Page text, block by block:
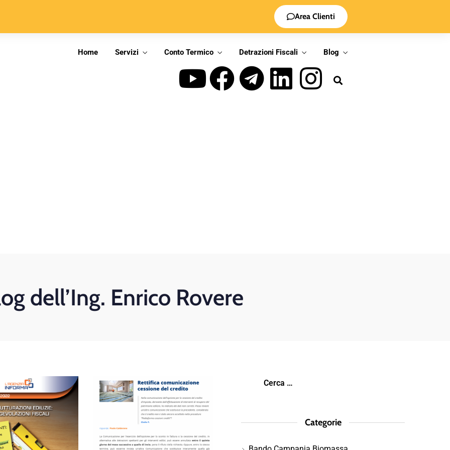
Area Clienti
Home Servizi Conto Termico Detrazioni Fiscali Blog
dell’Ing. Enrico Rovere
Categorie